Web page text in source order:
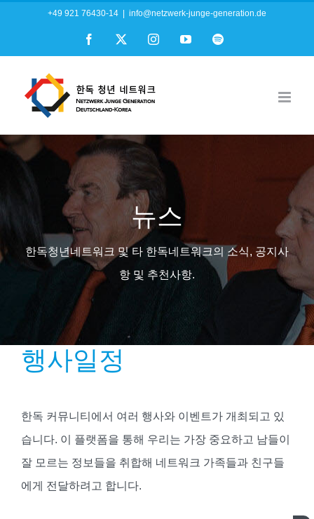
content
+49 921 76430-14 info@netzwerk-junge-generation.de
Facebook InstagramYouTubeSpotify
뉴스
한독청년네트워크 및 타 한독네트워크의 소식, 공지사
항 및 추천사항.
행사일정
한독 커뮤니티에서 여러 행사와 이벤트가 개최되고 있
습니다. 이 플랫폼을 통해 우리는 가장 중요하고 남들이
잘 모르는 정보들을 취합해 네트워크 가족들과 친구들
에게 전달하려고 합니다.